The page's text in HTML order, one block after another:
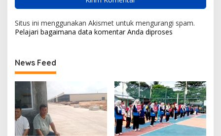
Situs ini menggunakan Akismet untuk mengurangi spam.
Pelajari bagaimana data komentar Anda diproses
News Feed